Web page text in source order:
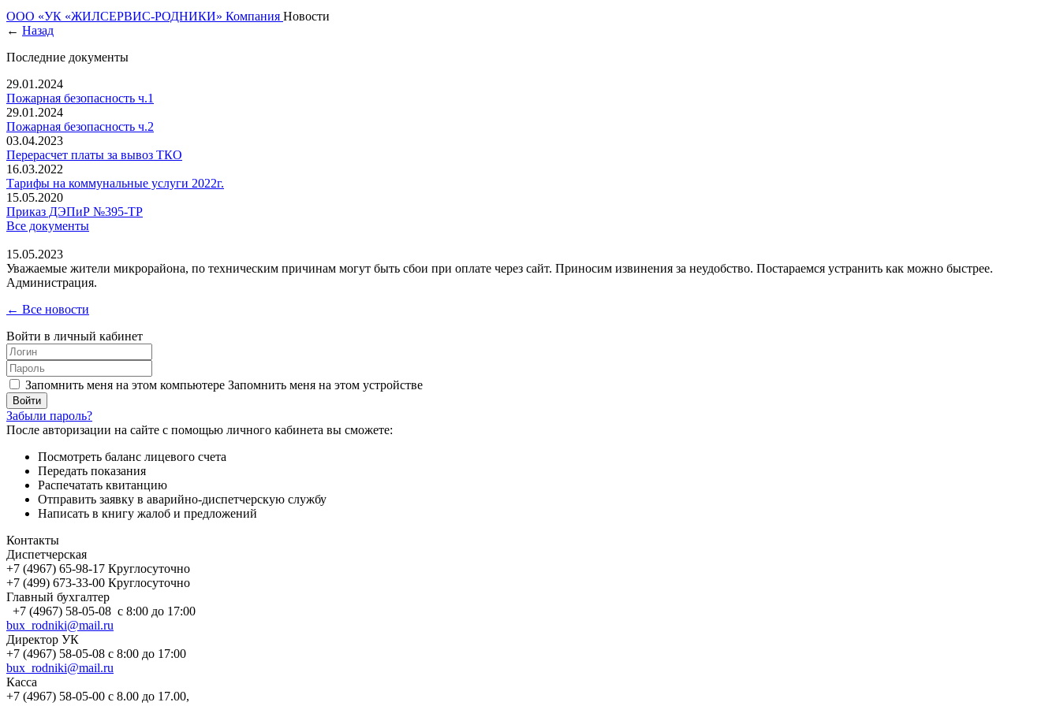
ООО «УК «ЖИЛСЕРВИС-РОДНИКИ» Компания Новости
← Назад
Последние документы
29.01.2024
Пожарная безопасность ч.1
29.01.2024
Пожарная безопасность ч.2
03.04.2023
Перерасчет платы за вывоз ТКО
16.03.2022
Тарифы на коммунальные услуги 2022г.
15.05.2020
Приказ ДЭПиР №395-ТР
Все документы
15.05.2023
Уважаемые жители микрорайона, по техническим причинам могут быть сбои при оплате через сайт. Приносим извинения за неудобство. Постараемся устранить как можно быстрее.
Администрация.
← Все новости
Войти в личный кабинет
Запомнить меня на этом компьютере Запомнить меня на этом устройстве
Забыли пароль?
После авторизации на сайте с помощью личного кабинета вы сможете:
Посмотреть баланс лицевого счета
Передать показания
Распечатать квитанцию
Отправить заявку в аварийно-диспетчерскую службу
Написать в книгу жалоб и предложений
Контакты
Диспетчерская
+7 (4967) 65-98-17 Круглосуточно
+7 (499) 673-33-00 Круглосуточно
Главный бухгалтер
+7 (4967) 58-05-08 с 8:00 до 17:00
bux_rodniki@mail.ru
Директор УК
+7 (4967) 58-05-08 с 8:00 до 17:00
bux_rodniki@mail.ru
Касса
+7 (4967) 58-05-00 с 8.00 до 17.00,